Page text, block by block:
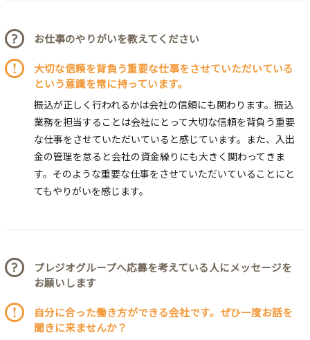
お仕事のやりがいを教えてください
大切な信頼を背負う重要な仕事をさせていただいている
という意識を常に持っています。
振込が正しく行われるかは会社の信頼にも関わります。振込
業務を担当することは会社にとって大切な信頼を背負う重要
な仕事をさせていただいていると感じています。また、入出
金の管理を怠ると会社の資金繰りにも大きく関わってきま
す。そのような重要な仕事をさせていただいていることにと
てもやりがいを感じます。
プレジオグループへ応募を考えている人にメッセージを
お願いします
自分に合った働き方ができる会社です。ぜひ一度お話を
聞きに来ませんか？